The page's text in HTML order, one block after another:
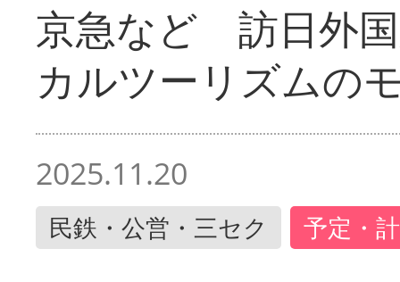
京急など 訪日外
カルツーリズムの
2025.11.20
民鉄・公営・三セク 予定・